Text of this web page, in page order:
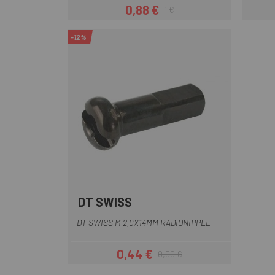
Preis
0,88 €Regulärer Preis
1 €
-12%
DT SWISS
DT SWISS M 2,0X14MM RADIONIPPEL
Preis
0,44 €Regulärer Preis
0,50 €